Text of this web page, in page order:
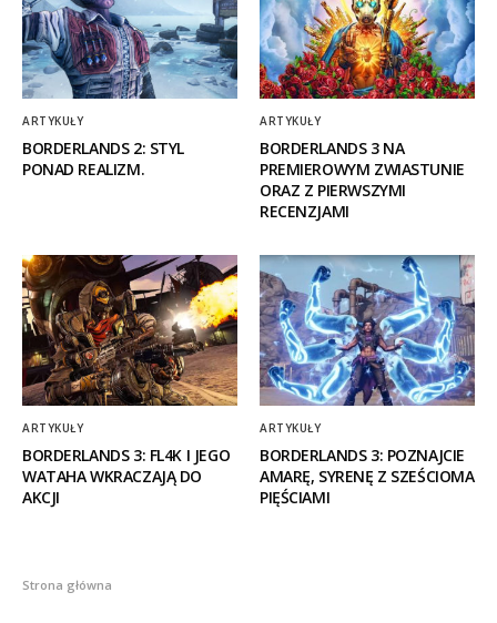
ARTYKUŁY
BORDERLANDS 2: STYL
PONAD REALIZM.
ARTYKUŁY
BORDERLANDS 3 NA
PREMIEROWYM ZWIASTUNIE
ORAZ Z PIERWSZYMI
RECENZJAMI
ARTYKUŁY
BORDERLANDS 3: FL4K I JEGO
WATAHA WKRACZAJĄ DO
AKCJI
ARTYKUŁY
BORDERLANDS 3: POZNAJCIE
AMARĘ, SYRENĘ Z SZEŚCIOMA
PIĘŚCIAMI
Strona główna